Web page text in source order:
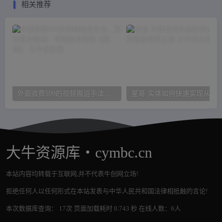
相关推荐
大牛资源库・cymbc.cn
本站内容均转载于互联网,并不代表牛创网立场!
拒绝任何人以任何形式在本站发表与中华人民共和国法律相抵触的言论!
本次数据库查询： 17次 页面加载耗时 0.743 秒 在线人数：6人